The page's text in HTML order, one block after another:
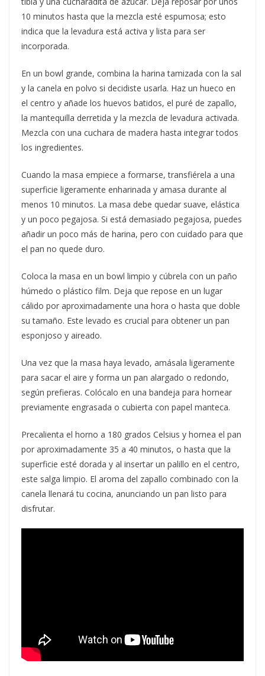
10 minutos hasta que la mezcla esté espumosa; esto
indica que la levadura está activa y lista para ser
incorporada.
En un bowl grande, combina la harina tamizada con la sal
y la canela en polvo si decidiste usarla. Haz un hueco en
el centro y añade los huevos batidos, el puré de zapallo,
la mantequilla derretida y la mezcla de levadura activada.
Mezcla con una cuchara de madera hasta integrar todos
los ingredientes.
Cuando la masa empiece a formarse, transfiérela a una
superficie ligeramente enharinada y amasa durante al
menos 10 minutos. La masa debe quedar suave, elástica
y un poco pegajosa. Si está demasiado pegajosa, puedes
añadir un poco más de harina, pero con cuidado para que
el pan no quede duro.
Coloca la masa en un bowl limpio y cúbrela con un paño
húmedo o plástico film. Deja que repose en un lugar
cálido por aproximadamente una hora o hasta que doble
su tamaño. Este levado es crucial para obtener un pan
esponjoso y aireado.
Una vez que la masa haya levado, amásala ligeramente
para sacar el aire y forma un pan alargado o redondo,
según prefieras. Colócalo en una bandeja para hornear
previamente engrasada o cubierta con papel manteca.
Precalienta el horno a 180 grados Celsius y hornea el pan
por aproximadamente 35 a 40 minutos, o hasta que la
superficie esté dorada y al insertar un palillo en el centro,
este salga limpio. El aroma del zapallo combinado con la
canela llenará tu cocina, anunciando un pan listo para
disfrutar.